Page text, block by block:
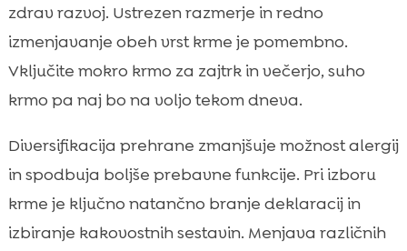
zdrav razvoj. Ustrezen razmerje in redno
izmenjavanje obeh vrst krme je pomembno.
Vključite mokro krmo za zajtrk in večerjo, suho
krmo pa naj bo na voljo tekom dneva.
Diversifikacija prehrane zmanjšuje možnost alergij
in spodbuja boljše prebavne funkcije. Pri izboru
krme je ključno natančno branje deklaracij in
izbiranje kakovostnih sestavin. Menjava različnih